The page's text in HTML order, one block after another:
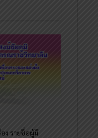
ง รายชื่อผู้มี